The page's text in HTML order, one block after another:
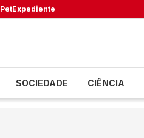
PetExpediente
SOCIEDADE CIÊNCIA